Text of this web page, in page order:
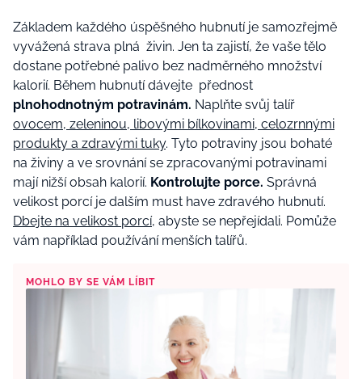
Základem každého úspěšného hubnutí je samozřejmě
vyvážená strava plná živin. Jen ta zajistí, že vaše tělo
dostane potřebné palivo bez nadměrného množství
kalorií. Během hubnutí dávejte přednost
plnohodnotným potravinám. Naplňte svůj talíř
ovocem, zeleninou, libovými bílkovinami, celozrnnými
produkty a zdravými tuky. Tyto potraviny jsou bohaté
na živiny a ve srovnání se zpracovanými potravinami
mají nižší obsah kalorií. Kontrolujte porce. Správná
velikost porcí je dalším must have zdravého hubnutí.
Dbejte na velikost porcí, abyste se nepřejídali. Pomůže
vám například používání menších talířů.
MOHLO BY SE VÁM LÍBIT